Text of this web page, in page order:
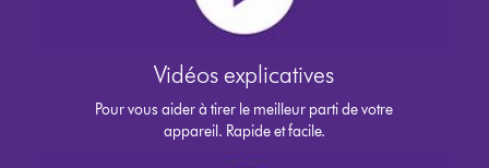
Vidéos explicatives
Pour vous aider à tirer le meilleur parti de votre
appareil. Rapide et facile.